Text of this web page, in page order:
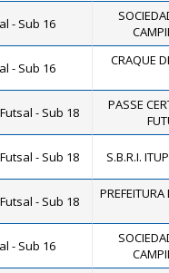
- Sub 16
- Sub 16 CRAQUE
- Sub 18
PASSE
- Sub 18 S.B.R.I.
- Sub 18
- Sub 16